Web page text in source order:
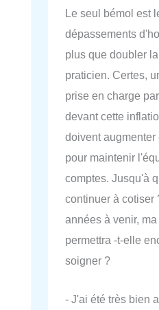
Le seul bémol est
dépassements
plus que doubler
praticien. Certes,
prise en charge
devant cette
doivent augmenter
pour maintenir
comptes. Jusqu'à
continuer à cotiser
années à venir,
permettra -t-elle
soigner ?
- J'ai été très bien